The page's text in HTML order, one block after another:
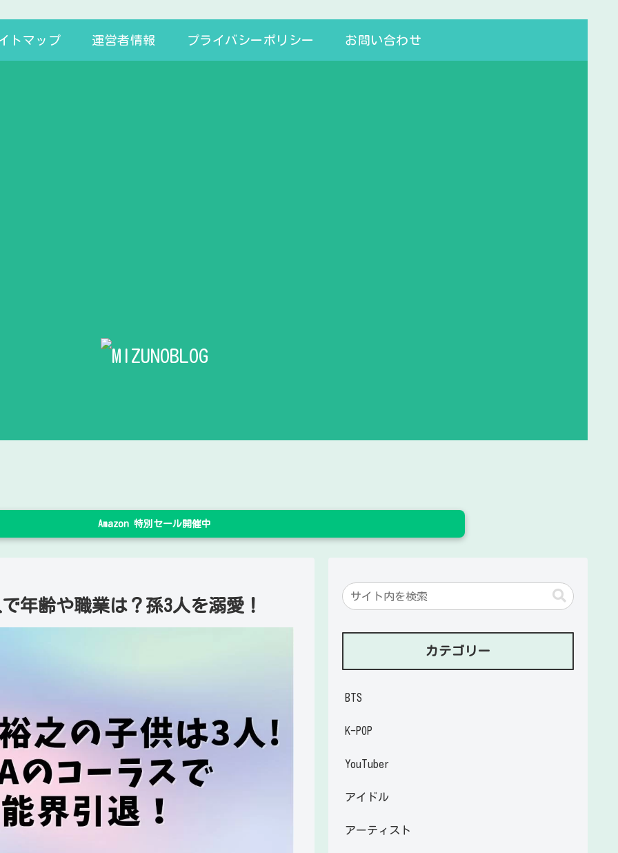
トマップ 運営者情報 プライバシーポリシー お問い合わせ
Amazon 特別セール開催中
年齢や職業は？孫3人を溺愛！
カテゴリー
BTS
K-POP
YouTuber
アイドル
アーティスト